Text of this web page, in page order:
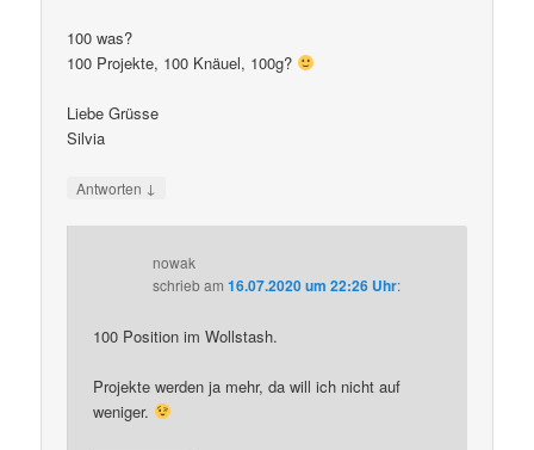
100 was?
100 Projekte, 100 Knäuel, 100g?
Liebe Grüsse
Silvia
Antworten ↓
nowak
schriebam16.07.2020 um 22:26 Uhr:
100 Position im Wollstash.
Projekte werden ja mehr, da will ich nicht auf
weniger.